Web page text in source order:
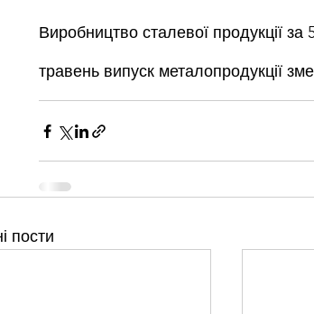
Виробництво сталевої продукції
травень випуск металопродукції
пости